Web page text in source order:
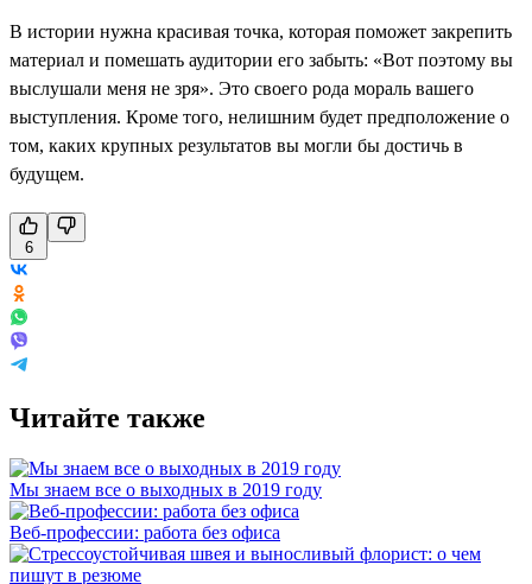
В истории нужна красивая точка, которая поможет закрепить
материал и помешать аудитории его забыть: «Вот поэтому вы
выслушали меня не зря». Это своего рода мораль вашего
выступления. Кроме того, нелишним будет предположение о
том, каких крупных результатов вы могли бы достичь в
будущем.
6
Читайте также
Мы знаем все о выходных в 2019 году
Веб-профессии: работа без офиса